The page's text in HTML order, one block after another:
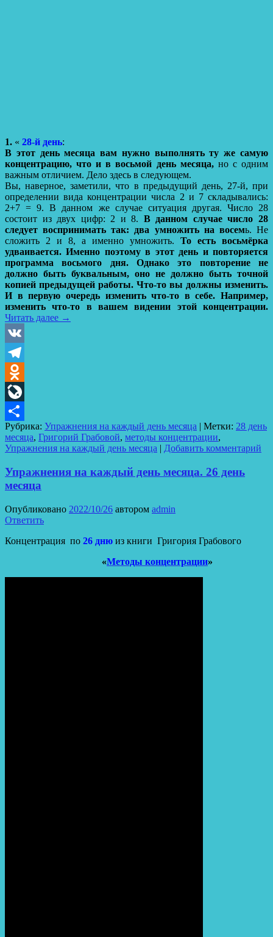
1. « 28-й день:
В этот день месяца вам нужно выполнять ту же самую
концентрацию, что и в восьмой день месяца,но с одним
важным отличием. Дело здесь в следующем.
Вы, наверное, заметили, что в предыдущий день, 27-й, при
определении вида концентрации числа 2 и 7 складывались:
2+7 = 9. В данном же случае ситуация другая. Число 28
состоит из двух цифр: 2 и 8. В данном случае число 28
следует воспринимать так: два умножить на восемь. Не
сложить 2 и 8, а именно умножить. То есть восьмёрка
удваивается. Именно поэтому в этот день и повторяется
программа восьмого дня. Однако это повторение не
должно быть буквальным, оно не должно быть точной
копией предыдущей работы. Что-то вы должны изменить.
И в первую очередь изменить что-то в себе. Например,
изменить что-то в вашем видении этой концентрации.
Читать далее →
VK
Telegram
Odnoklassniki
LiveJournal
Отправить
Рубрика: Упражнения на каждый день месяца | Метки: 28 день
месяца, Григорий Грабовой, методы концентрации,
Упражнения на каждый день месяца | Добавить комментарий
Упражнения на каждый день месяца. 26 день
месяца
Опубликовано 2022/10/26 автором admin
Ответить
Концентрация по 26 дню из книги Григория Грабового
«Методы концентрации»